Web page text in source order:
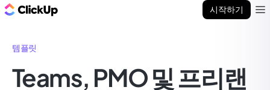
시작하기
템플릿
Teams, PMO 및 프리랜